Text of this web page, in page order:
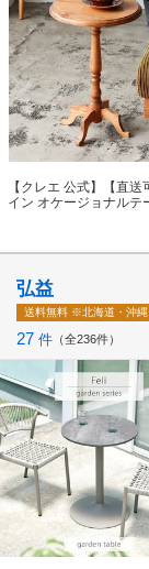
【クレエ 公式】【直送
イン オケージョナルテ
NEIN MARKE / ナイン
弘益
送料無料 ※北海道・沖縄
27 件 全236件